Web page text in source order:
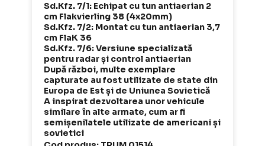
Sd.Kfz. 7/1: Echipat cu tun antiaerian 2
cm Flakvierling 38 (4x20mm)
Sd.Kfz. 7/2: Montat cu tun antiaerian 3,7
cm FlaK 36
Sd.Kfz. 7/6: Versiune specializată
pentru radar și control antiaerian
După război, multe exemplare
capturate au fost utilizate de state din
Europa de Est și de Uniunea Sovietică
A inspirat dezvoltarea unor vehicule
similare în alte armate, cum ar fi
semișenilatele utilizate de americani și
sovietici